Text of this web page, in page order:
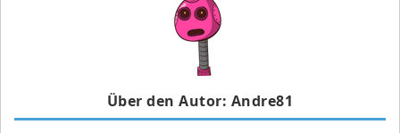
Über den Autor: Andre81